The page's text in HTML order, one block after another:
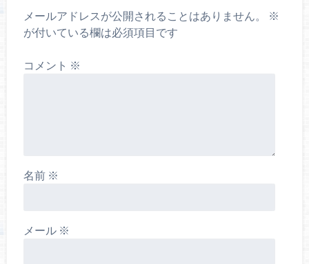
メールアドレスが公開されることはありません。
※
が付いている欄は必須項目です
コメント ※
名前 ※
メール ※